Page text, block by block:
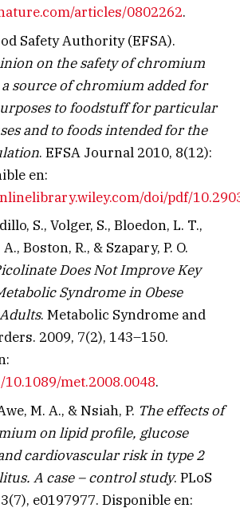
articles/0802262.
Safety Authority (EFSA).
on the safety of chromium
source of chromium added for
to foodstuff for particular
and to foods intended for the
. EFSA Journal 2010, 8(12):
en:
doi/pdf/
S., Volger, S., Bloedon, L. T.,
Boston, R., & Szapary, P. O.
Does Not Improve Key
Syndrome in Obese
. Metabolic Syndrome and
2009, 7(2), 143–150.
met.2008.0048.
M. A., & Nsiah, P. The effects of
on lipid profile, glucose
cardiovascular risk in type 2
A case – control study. PLoS
e0197977. Disponible en: